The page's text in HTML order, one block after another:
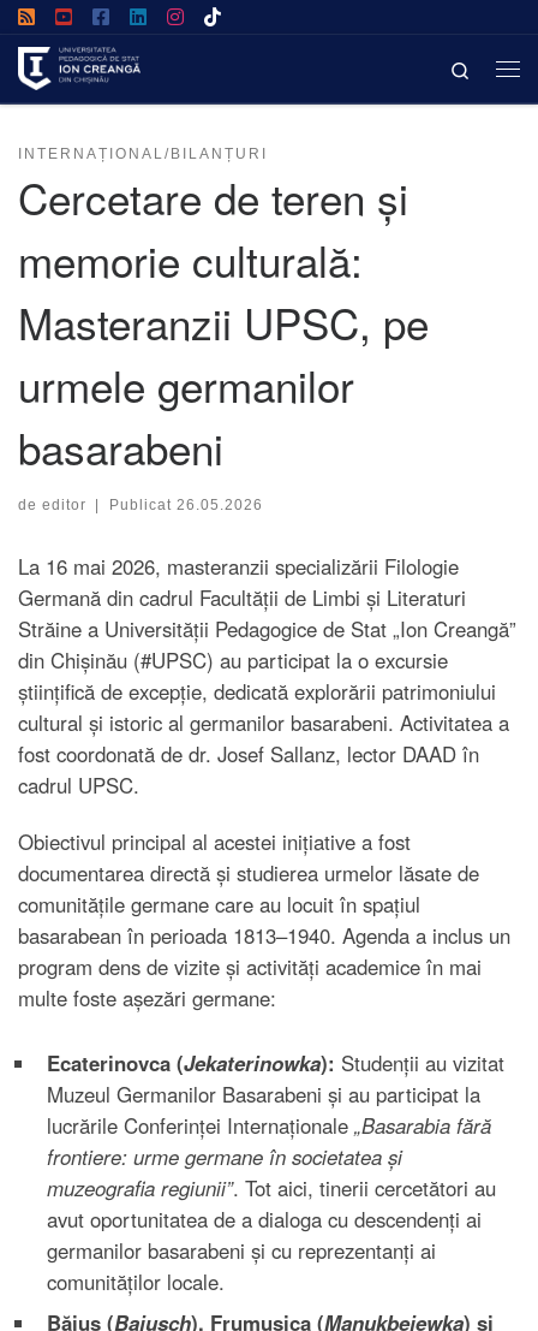
Search
INTERNAȚIONAL/BILANȚURI
Cercetare de teren și
memorie culturală:
Masteranzii UPSC, pe
urmele germanilor
basarabeni
de editor | Publicat 26.05.2026
La 16 mai 2026, masteranzii specializării Filologie
Germană din cadrul Facultății de Limbi și Literaturi
Străine a Universității Pedagogice de Stat „Ion Creangă”
din Chișinău (#UPSC) au participat la o excursie
științifică de excepție, dedicată explorării patrimoniului
cultural și istoric al germanilor basarabeni. Activitatea a
fost coordonată de dr. Josef Sallanz, lector DAAD în
cadrul UPSC.
Obiectivul principal al acestei inițiative a fost
documentarea directă și studierea urmelor lăsate de
comunitățile germane care au locuit în spațiul
basarabean în perioada 1813–1940. Agenda a inclus un
program dens de vizite și activități academice în mai
multe foste așezări germane:
Ecaterinovca (Jekaterinowka): Studenții au vizitat
Muzeul Germanilor Basarabeni și au participat la
lucrările Conferinței Internaționale „Basarabia fără
frontiere: urme germane în societatea și
muzeografia regiunii”. Tot aici, tinerii cercetători au
avut oportunitatea de a dialoga cu descendenți ai
germanilor basarabeni și cu reprezentanți ai
comunităților locale.
Băiuș (Bajusch), Frumușica (Manukbejewka) și